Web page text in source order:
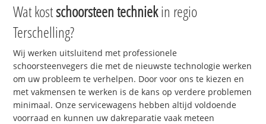
Wat kostschoorsteen techniekin regio
Terschelling?
Wij werken uitsluitend met professionele
schoorsteenvegers die met de nieuwste technologie werken
om uw probleem te verhelpen. Door voor ons te kiezen en
met vakmensen te werken is de kans op verdere problemen
minimaal. Onze servicewagens hebben altijd voldoende
voorraad en kunnen uw dakreparatie vaak meteen